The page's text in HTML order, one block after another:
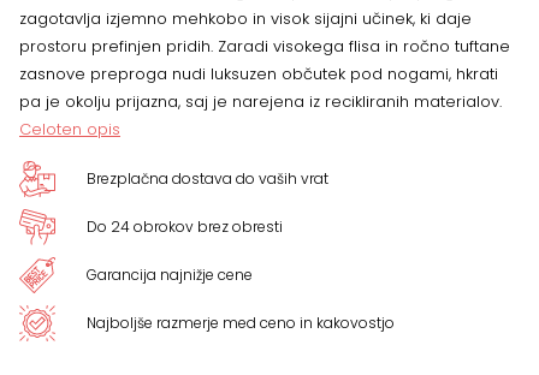
zagotavlja izjemno mehkobo in visok sijajni učinek, ki daje
prostoru prefinjen pridih. Zaradi visokega flisa in ročno tuftane
zasnove preproga nudi luksuzen občutek pod nogami, hkrati
pa je okolju prijazna, saj je narejena iz recikliranih materialov.
Celoten opis
Brezplačna dostava do vaših vrat
Do 24 obrokov brez obresti
Garancija najnižje cene
Najboljše razmerje med ceno in kakovostjo